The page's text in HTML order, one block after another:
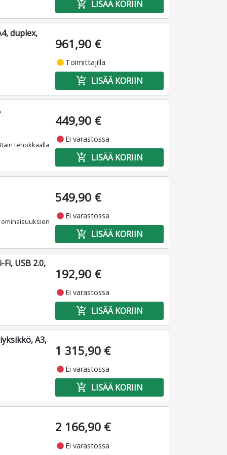
add_shopping_cart LISÄÄ KORIIN
duplex,
961,90 €
fiber_manual_record Toimittajilla
add_shopping_cart LISÄÄ KORIIN
tehokkaalla
449,90 €
fiber_manual_record Ei varastossa
add_shopping_cart LISÄÄ KORIIN
549,90 €
fiber_manual_record Ei varastossa
add_shopping_cart LISÄÄ KORIIN
USB 2.0,
192,90 €
fiber_manual_record Ei varastossa
add_shopping_cart LISÄÄ KORIIN
A3,
1 315,90 €
fiber_manual_record Ei varastossa
add_shopping_cart LISÄÄ KORIIN
2 166,90 €
fiber_manual_record Ei varastossa